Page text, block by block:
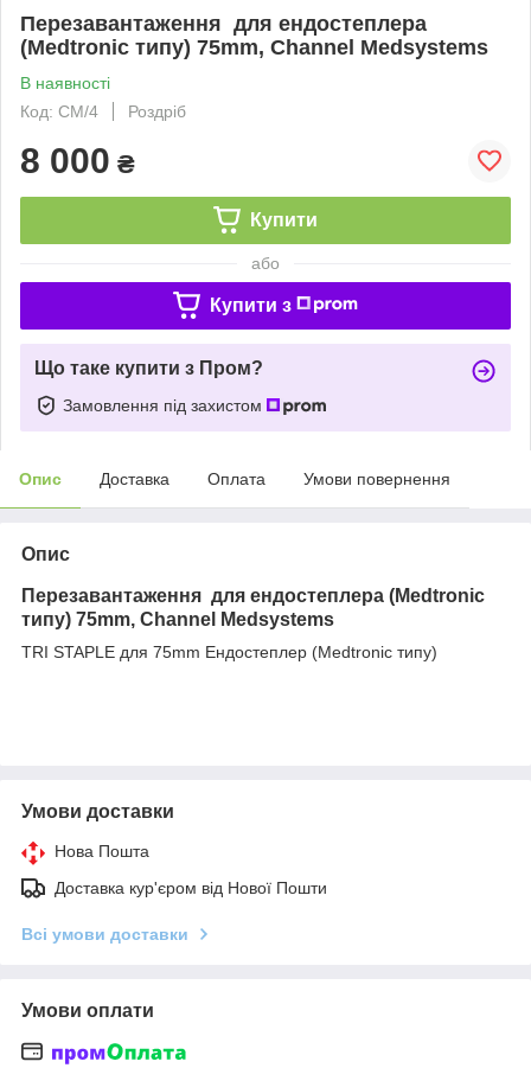
Перезавантаження для ендостеплера
(Medtronic типу) 75mm, Channel Medsystems
В наявності
Код: CM/4
Роздріб
8 000 ₴
Купити
або
Купити з
Що таке купити з Пром?
Замовлення під захистом
Опис Доставка Оплата Умови повернення
Опис
Перезавантаження для ендостеплера (Medtronic
типу) 75mm, Channel Medsystems
TRI STAPLE для 75mm Ендостеплер (Medtronic типу)
Умови доставки
Нова Пошта
Доставка кур'єром від Нової Пошти
Всі умови доставки
Умови оплати